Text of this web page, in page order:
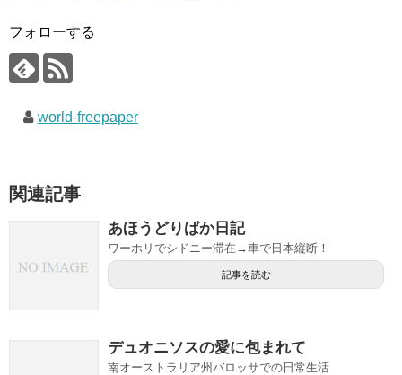
フォローする
world-freepaper
関連記事
あほうどりばか日記
ワーホリでシドニー滞在→車で日本縦断！
記事を読む
デュオニソスの愛に包まれて
南オーストラリア州バロッサでの日常生活